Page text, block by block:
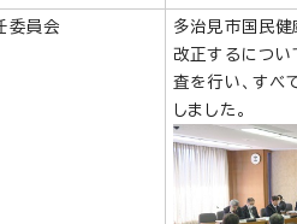
委員会
多治見市国民
改正するにつ
査を行い、すべ
しました。